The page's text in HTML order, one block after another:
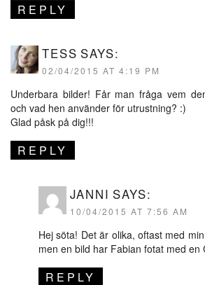
REPLY
TESS SAYS:
02/04/2015 AT 4:19 PM
Underbara bilder! Får man fråga vem
och vad hen använder för utrustning? :)
Glad påsk på dig!!!
REPLY
JANNI SAYS:
10/04/2015 AT 7:56 AM
Hej söta! Det är olika, oftast med
men en bild har Fabian fotat med en
REPLY